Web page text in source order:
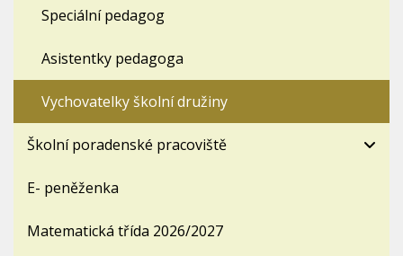
Speciální pedagog
Asistentky pedagoga
Vychovatelky školní družiny
Školní poradenské pracoviště
E- peněženka
Matematická třída 2026/2027